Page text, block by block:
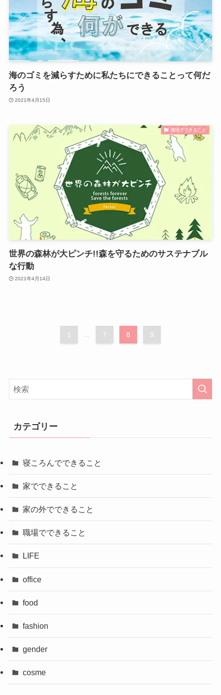
海のゴミを減らすために私たちにできることって何だ
ろう
2021年4月15日
職場でできること
世界の森林が大ピンチ!!森を守るためのサステナブル
な行動
2021年4月14日
1 ... 7 8 9
カテゴリー
寝ころんでできること
家でできること
家の外でできること
職場でできること
LIFE
office
food
fashion
gender
cosme